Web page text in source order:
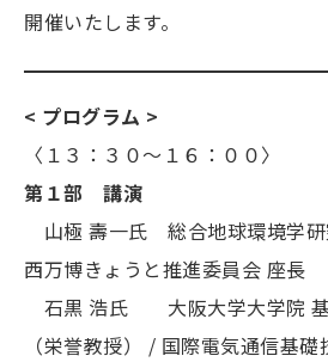
開催いたします。
< プログラム >
〈１３：３０～１６：００〉
第１部 講演
山極 壽一氏 総合地球環境学研
西万博きょうと推進委員会 座長
石黒 浩氏 大阪大学大学院 基
（栄誉教授） / 国際電気通信基